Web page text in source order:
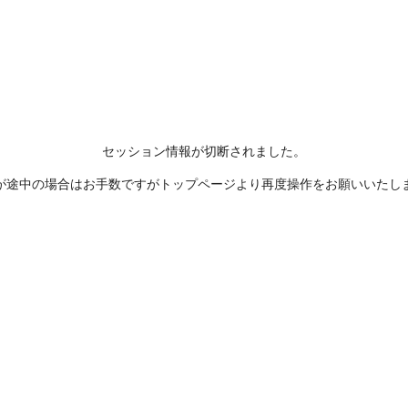
セッション情報が切断されました。
途中の場合はお手数ですがトップページより再度操作をお願いいたし